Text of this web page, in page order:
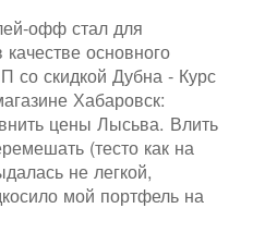
офф стал для
основного
со скидкой Дубна - Курс
Хабаровск:
цены Лысьва. Влить
(тесто как на
не легкой,
мой портфель на